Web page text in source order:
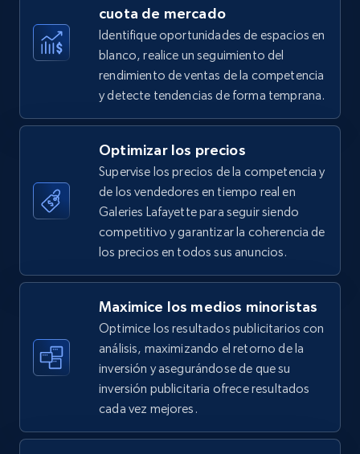
TikTok Shop
URL, Title, Available, Description, Currency, Initial
price, Final price, Discount percent, and more.
5.4K+ 668+ Comenzar ahora
TikTok Shop - category
URL, Title, Available, Description, Currency, Initial
price, Final price, Discount percent, and more.
TikTok Shop - Collect TikTok shop products
by keywords search
URL, Title, Available, Description, Currency, Initial
price, Final price, Discount percent, and more.
cuota de mercado
Identifique oportunidades de espacios en
blanco, realice un seguimiento del
rendimiento de ventas de la competencia
y detecte tendencias de forma temprana.
Optimizar los precios
Supervise los precios de la competencia y
de los vendedores en tiempo real en
Galeries Lafayette para seguir siendo
competitivo y garantizar la coherencia de
los precios en todos sus anuncios.
Maximice los medios minoristas
Optimice los resultados publicitarios con
análisis, maximizando el retorno de la
inversión y asegurándose de que su
inversión publicitaria ofrece resultados
cada vez mejores.